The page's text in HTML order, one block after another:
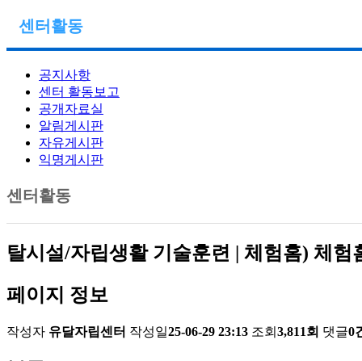
센터활동
공지사항
센터 활동보고
공개자료실
알림게시판
자유게시판
익명게시판
센터활동
탈시설/자립생활 기술훈련 | 체험홈) 체
페이지 정보
작성자 유달자립센터 작성일25-06-29 23:13 조회 3,811회 댓글0